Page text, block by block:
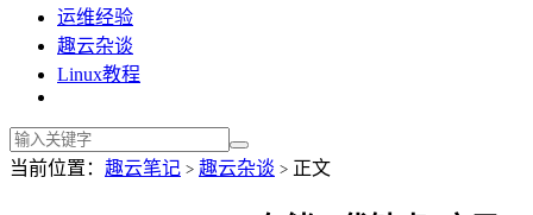
运维经验
趣云杂谈
Linux教程
当前位置： 趣云笔记 > 趣云杂谈 > 正文